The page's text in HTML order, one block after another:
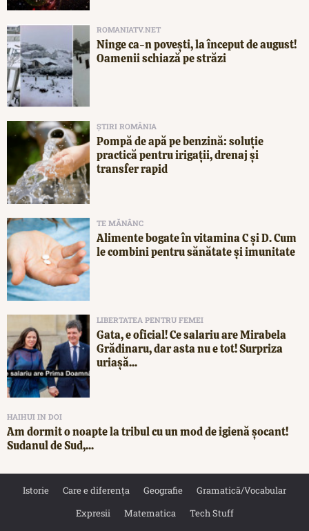
ROMANIATV.NET
Ninge ca-n povești, la început de august!
Oamenii schiază pe străzi
ȘTIRI ROMÂNIA
Pompă de apă pe benzină: soluție
practică pentru irigații, drenaj și
transfer rapid
TE MĂNÂNC
Alimente bogate în vitamina C și D. Cum
le combini pentru sănătate și imunitate
LIBERTATEA PENTRU FEMEI
Gata, e oficial! Ce salariu are Mirabela
Grădinaru, dar asta nu e tot! Surpriza
uriașă...
HAIHUI IN DOI
Am dormit o noapte la tribul cu un mod de igienă șocant!
Sudanul de Sud,...
Istorie Care e diferența Geografie
Gramatică/Vocabular
Expresii
Matematica Tech Stuff